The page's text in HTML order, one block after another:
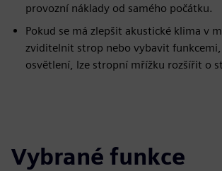
provozní náklady od samého počátku.
Pokud se má zlepšit akustické klima v
zviditelnit strop nebo vybavit
osvětlení, lze stropní mřížku rozšířit o
Vybrané funkce